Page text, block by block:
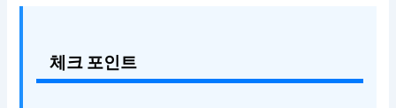
체크 포인트